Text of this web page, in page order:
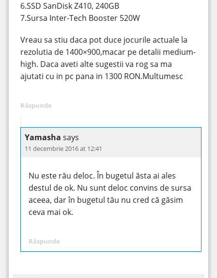
6.SSD SanDisk Z410, 240GB
7.Sursa Inter-Tech Booster 520W
Vreau sa stiu daca pot duce jocurile actuale la
rezolutia de 1400×900,macar pe detalii medium-
high. Daca aveti alte sugestii va rog sa ma
ajutati cu in pc pana in 1300 RON.Multumesc
Răspunde
Yamasha says
11 decembrie 2016 at 12:41
Nu este rău deloc. În bugetul ăsta ai ales
destul de ok. Nu sunt deloc convins de sursa
aceea, dar în bugetul tău nu cred că găsim
ceva mai ok.
Răspunde